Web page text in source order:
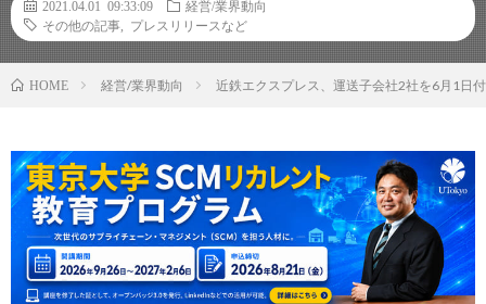
2021.04.01 09:33:09
経営/業界動向
その他の記事
プレスリリースなど
HOME 経営/業界動向 近鉄エクスプレス、運送子会社2社を6月1日